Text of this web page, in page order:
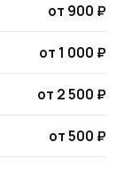
от 900 ₽
от 1 000 ₽
от 2 500 ₽
от 500 ₽